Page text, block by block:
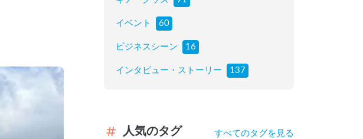
イベント 60
ビジネスシーン 16
インタビュー・ストーリー 137
人気のタグ すべてのタグを見る